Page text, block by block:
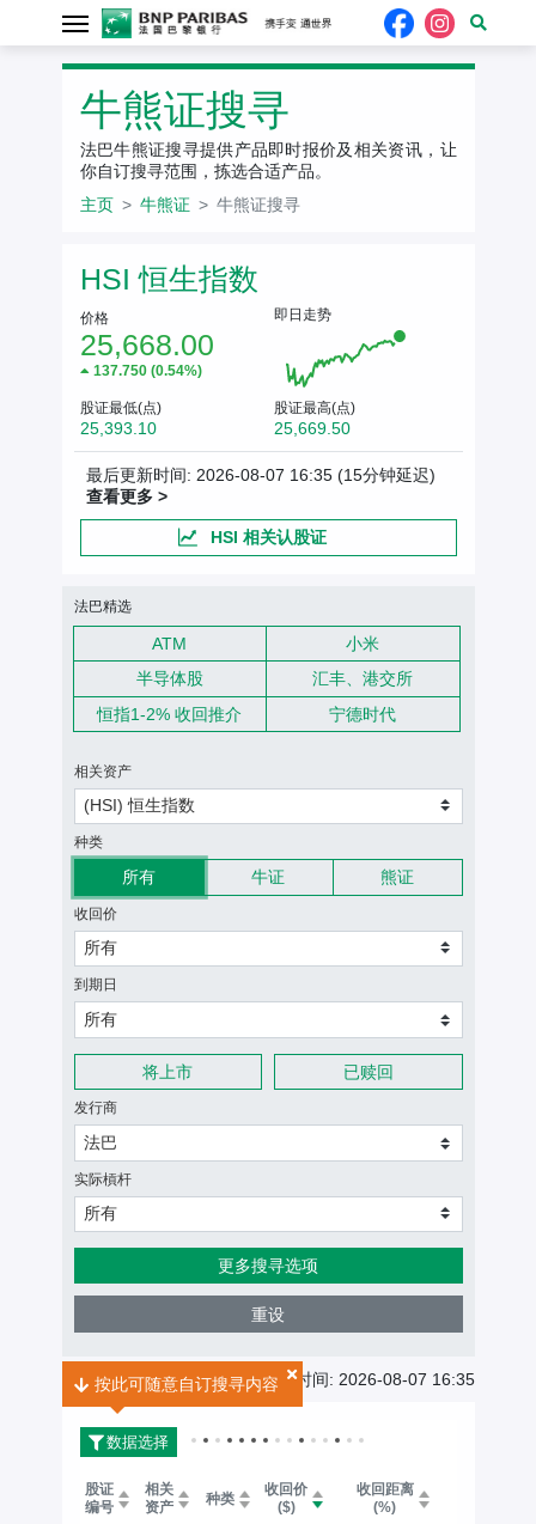
牛熊证搜寻
法巴牛熊证搜寻提供产品即时报价及相关资讯，让
你自订搜寻范围，拣选合适产品。
主页
牛熊证 牛熊证搜寻
相关资产报价
HSI 恒生指数
价格
25,668.00
137.750 (0.54%)
即日走势
股证最低(点)
25,393.10
股证最高(点)
25,669.50
最后更新时间: 2026-08-07 16:35 (15分钟延迟)
查看更多 >
HSI 相关认股证
认股证搜寻条件
法巴精选
ATM
小米
半导体股
汇丰、港交所
恒指1-2% 收回推介
宁德时代
相关资产
(HSI) 恒生指数
种类
所有 牛证 熊证
收回价
所有
到期日
所有
将上市 已赎回
发行商
法巴
实际槓杆
所有
更多搜寻选项
重设
牛熊证搜寻结果
共344个搜寻结果 最後更新时间: 2026-08-07 16:35
数据选择
按此可随意自订搜寻内容
股证
编号
相关
资产
种类
收回价
($)
收回距离
(%)